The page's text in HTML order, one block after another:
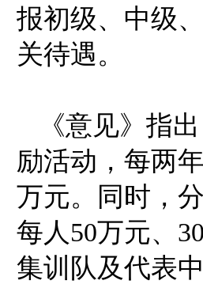
报初级、中级
关待遇。
《意见》指
励活动，每两
万元。同时，
每人50万元、
集训队及代表